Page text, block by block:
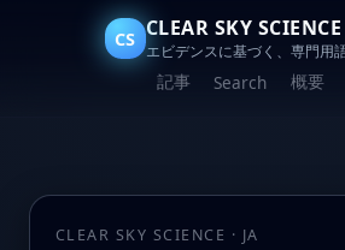
CS CLEAR SKY SCIENCE
エビデンスに基づく、専門用
記事 Search 概要
CLEAR SKY SCIENCE · JA